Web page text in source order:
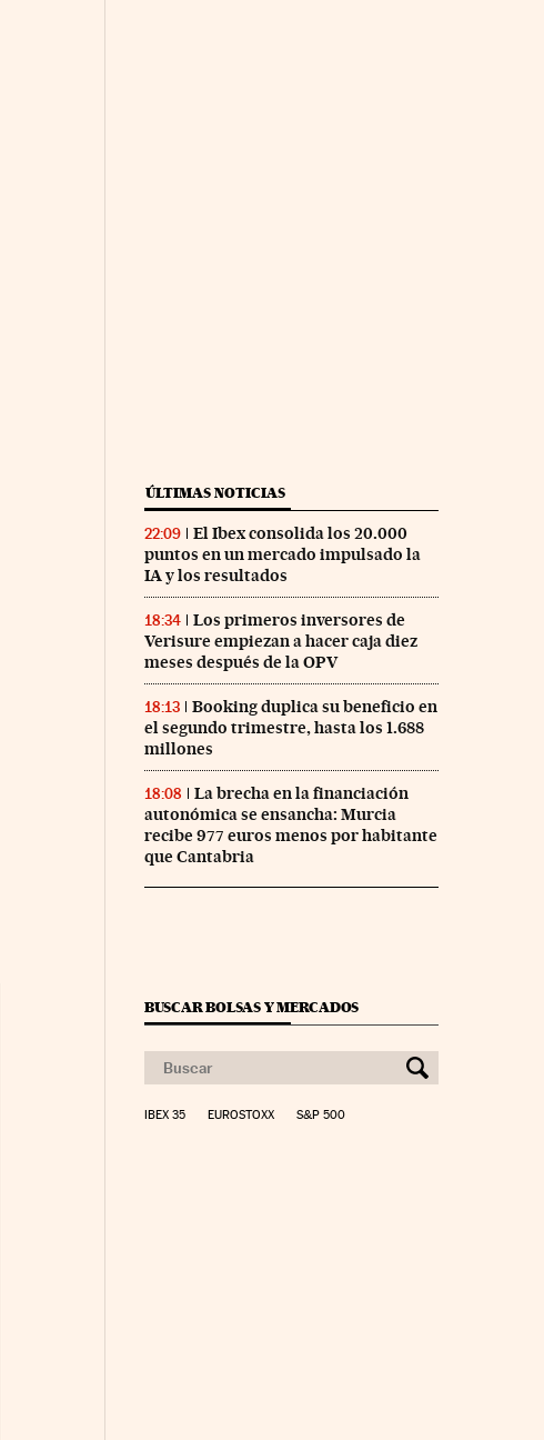
ÚLTIMAS NOTICIAS
22:09
El Ibex consolida los 20.000
puntos en un mercado impulsado la
IA y los resultados
18:34
Los primeros inversores de
Verisure empiezan a hacer caja diez
meses después de la OPV
18:13
Booking duplica su beneficio en
el segundo trimestre, hasta los 1.688
millones
18:08
La brecha en la financiación
autonómica se ensancha: Murcia
recibe 977 euros menos por habitante
que Cantabria
BUSCAR BOLSAS Y MERCADOS
IBEX 35 EUROSTOXX S&P 500